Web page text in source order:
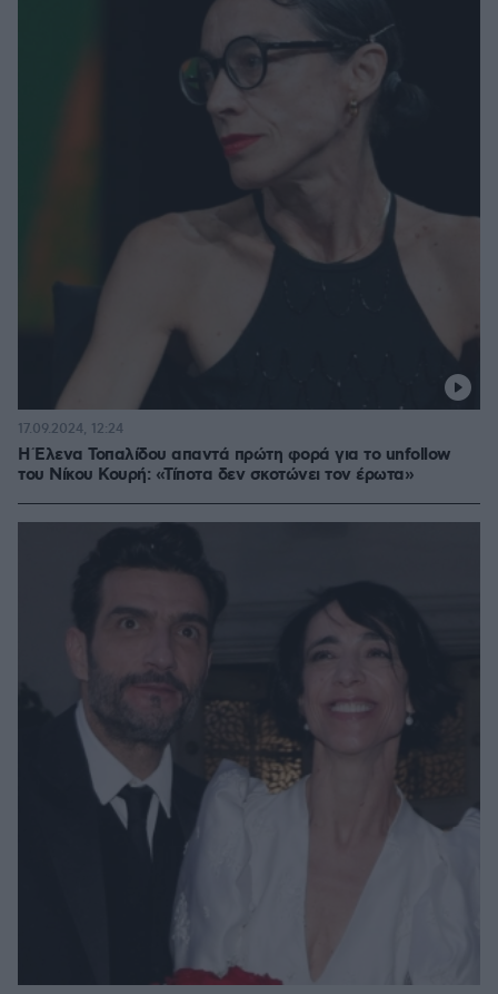
H Έλενα Τοπαλίδου απαντά πρώτη φορά για το unfollow
του Νίκου Κουρή: «Τίποτα δεν σκοτώνει τον έρωτα»
17.09.2024, 12:24